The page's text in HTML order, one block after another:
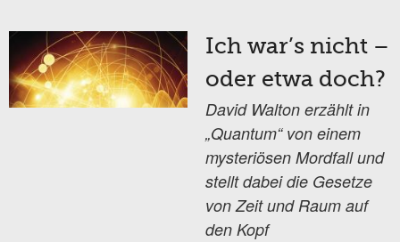
Ich war’s nicht –
oder etwa doch?
David Walton erzählt in
„Quantum“ von einem
mysteriösen Mordfall und
stellt dabei die Gesetze
von Zeit und Raum auf
den Kopf